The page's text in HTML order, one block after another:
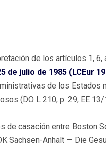
de los artículos 1, 6,
de julio de 1985 (LCEur
de los Estados
(DO L 210, p. 29; EE 13/
de casación entre Boston
Sachsen-Anhalt — Die